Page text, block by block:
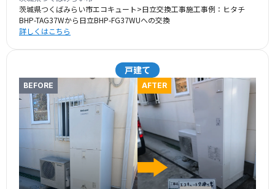
茨城県つくばみらい市エコキュート>日立交換工事施工事例：ヒタチ
BHP-TAG37Wから日立BHP-FG37WUへの交換
詳しくはこちら
戸建て
BEFORE AFTER